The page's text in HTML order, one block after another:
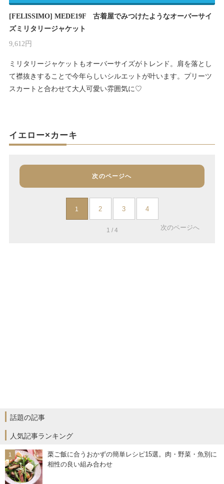
[FELISSIMO] MEDE19F 古着屋でみつけたようなオーバーサイ
ズミリタリージャケット
9,612円
ミリタリージャケットもオーバーサイズがトレンド。肩を落とし
て襟抜きすることで今年らしいシルエットが叶います。プリーツ
スカートと合わせて大人可愛い雰囲気に♡
イエロー×カーキ
次のページへ
1 2 3 4
1 / 4 次のページへ
話題の記事
人気記事ランキング
栗ご飯に合うおかずの簡単レシピ15選。肉・野菜・魚別に
相性の良い組み合わせ